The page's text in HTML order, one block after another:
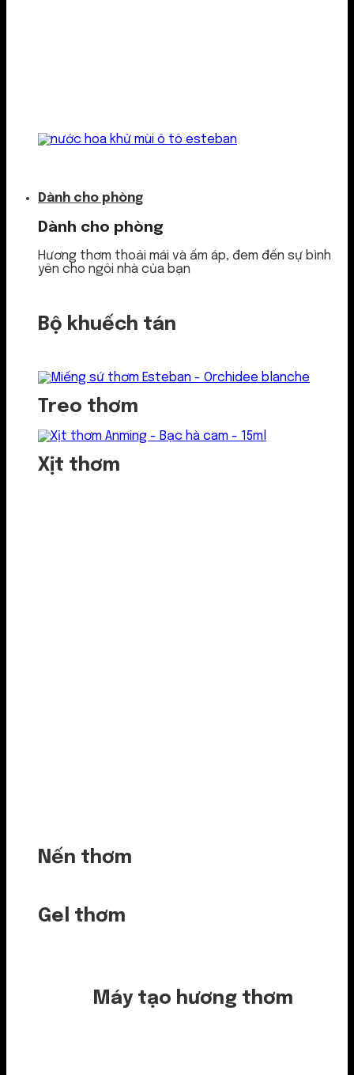
Dành cho phòng
Dành cho phòng
Hương thơm thoải mái và ấm áp, đem đến sự bình
yên cho ngôi nhà của bạn
Bộ khuếch tán
Treo thơm
Xịt thơm
Nến thơm
Gel thơm
Máy tạo hương thơm